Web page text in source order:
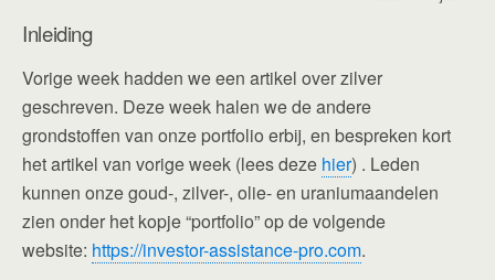
Inleiding
Vorige week hadden we een artikel over zilver
geschreven. Deze week halen we de andere
grondstoffen van onze portfolio erbij, en bespreken kort
het artikel van vorige week (lees deze hier) . Leden
kunnen onze goud-, zilver-, olie- en uraniumaandelen
zien onder het kopje “portfolio” op de volgende
website: https://investor-assistance-pro.com.